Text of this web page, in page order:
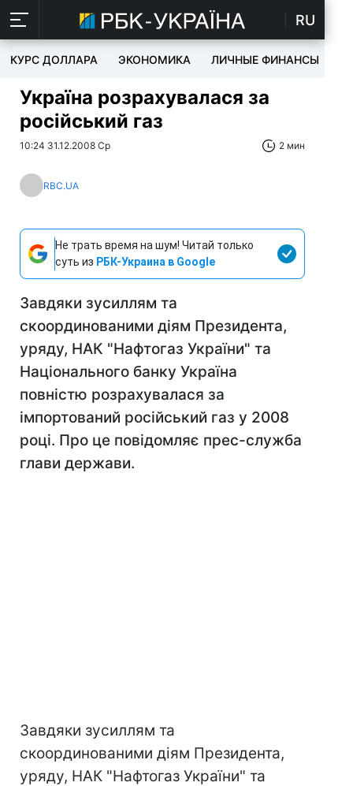
RU
КУРС ДОЛЛАРА ЭКОНОМИКА ЛИЧНЫЕ ФИНАНСЫ
Україна розрахувалася за
російський газ
10:24 31.12.2008 Ср 2 мин
RBC.UA
Не трать время на шум! Читай только
суть из РБК-Украина в Google
Завдяки зусиллям та
скоординованими діям Президента,
уряду, НАК "Нафтогаз України" та
Національного банку Україна
повністю розрахувалася за
імпортований російський газ у 2008
році. Про це повідомляє прес-служба
глави держави.
Завдяки зусиллям та
скоординованими діям Президента,
уряду, НАК "Нафтогаз України" та